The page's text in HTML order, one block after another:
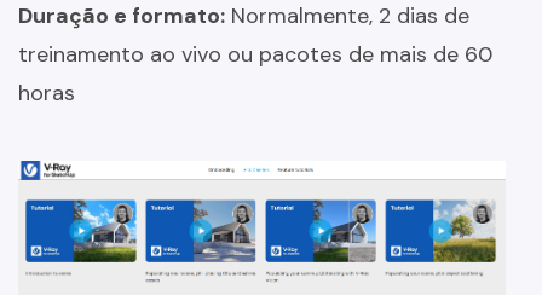
Duração e formato: Normalmente, 2 dias de
treinamento ao vivo ou pacotes de mais de 60
horas